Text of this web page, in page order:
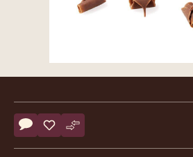
information
Actions
コメント
- Blossoms Milk
保存
- Blossoms Milk
比較
- Blossoms Milk